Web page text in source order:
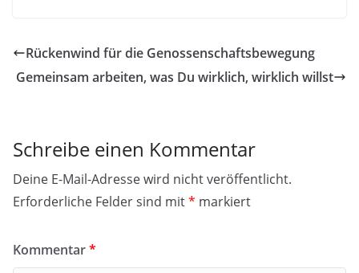
Rückenwind für die Genossenschaftsbewegung
Gemeinsam arbeiten, was Du wirklich, wirklich willst
Schreibe einen Kommentar
Deine E-Mail-Adresse wird nicht veröffentlicht.
Erforderliche Felder sind mit* markiert
Kommentar*